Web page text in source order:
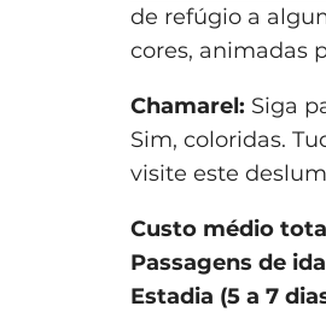
de refúgio a
cores, animadas
Chamarel: Siga
Sim, coloridas.
visite este
Custo médio
Passagens de
Estadia (5 a 7